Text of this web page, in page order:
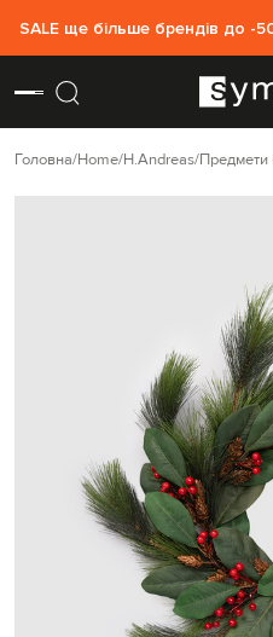
SALE ще більше брендів до -
Головна Home H.Andreas Предмети